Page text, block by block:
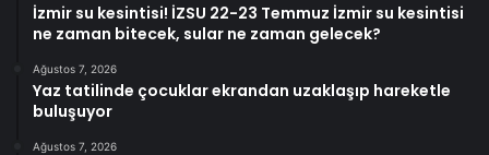
İzmir su kesintisi! İZSU 22-23 Temmuz İzmir su kesintisi
ne zaman bitecek, sular ne zaman gelecek?
Ağustos 7, 2026
Yaz tatilinde çocuklar ekrandan uzaklaşıp hareketle
buluşuyor
Ağustos 7, 2026